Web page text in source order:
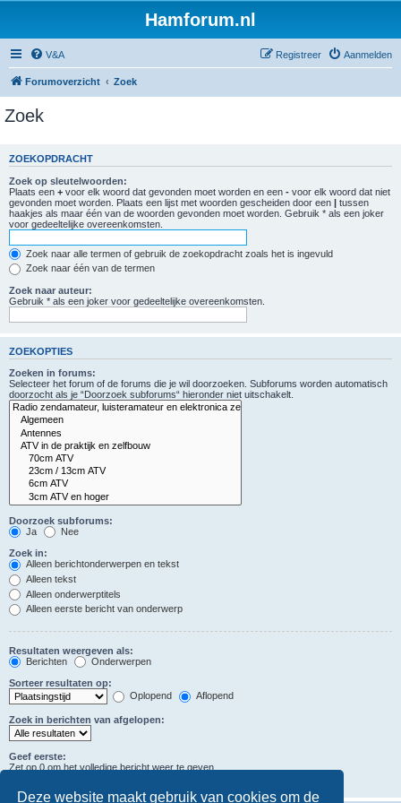
Deze website maakt gebruik van cookies om de
Hamforum.nl
V&A Aanmelden
Registreer
Forumoverzicht Zoek
Zoek
ZOEKOPDRACHT
Zoek op sleutelwoorden:
Plaats een + voor elk woord dat gevonden moet worden en een - voor elk woord dat niet
gevonden moet worden. Plaats een lijst met woorden gescheiden door een | tussen
haakjes als maar één van de woorden gevonden moet worden. Gebruik * als een joker
voor gedeeltelijke overeenkomsten.
Zoek naar alle termen of gebruik de zoekopdracht zoals het is ingevuld
Zoek naar één van de termen
Zoek naar auteur:
Gebruik * als een joker voor gedeeltelijke overeenkomsten.
ZOEKOPTIES
Zoeken in forums:
Selecteer het forum of de forums die je wil doorzoeken. Subforums worden automatisch
doorzocht als je “Doorzoek subforums“ hieronder niet uitschakelt.
Doorzoek subforums:
Ja
Nee
Zoek in:
Alleen berichtonderwerpen en tekst
Alleen tekst
Alleen onderwerptitels
Alleen eerste bericht van onderwerp
Resultaten weergeven als:
Berichten
Onderwerpen
Sorteer resultaten op:
Oplopend
Aflopend
Zoek in berichten van afgelopen:
Geef eerste:
Zet op 0 om het volledige bericht weer te geven.